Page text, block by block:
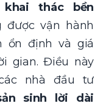
thác bền
được vận hành
ổn định và giá
gian. Điều này
nhà đầu tư
sinh lời dài